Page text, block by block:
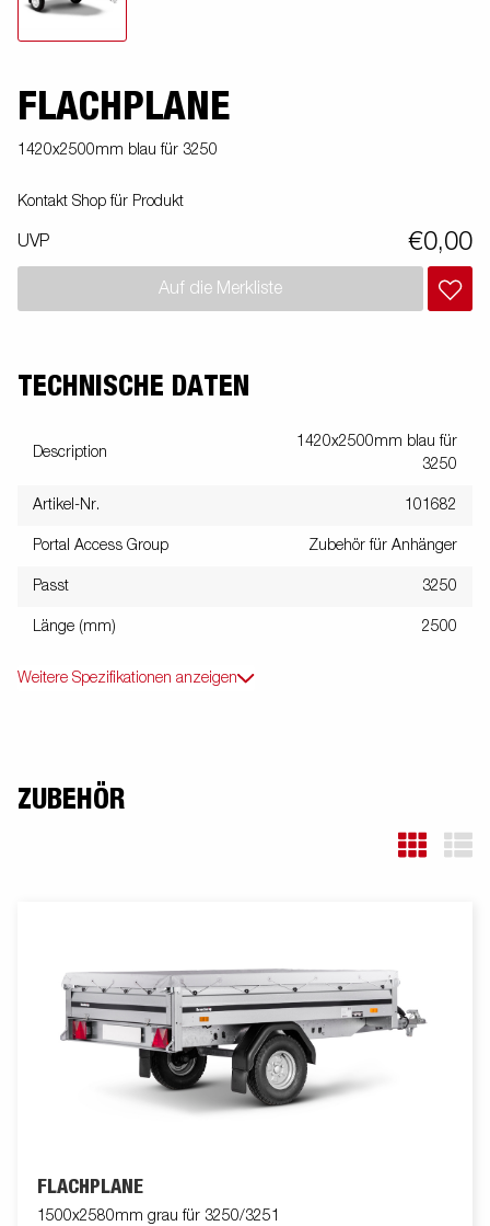
FLACHPLANE
1420x2500mm blau für 3250
Kontakt Shop für Produkt
UVP €0,00
Auf die Merkliste
TECHNISCHE DATEN
Description
1420x2500mm blau für
3250
Artikel-Nr. 101682
Portal Access Group Zubehör für Anhänger
Passt 3250
Länge (mm) 2500
Weitere Spezifikationen anzeigen
ZUBEHÖR
FLACHPLANE
1500x2580mm grau für 3250/3251